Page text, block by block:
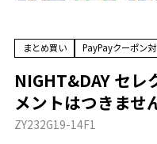
まとめ買い PayPayクーポン
NIGHT&DAY セ
メントはつきませ
ZY232G19-14F1